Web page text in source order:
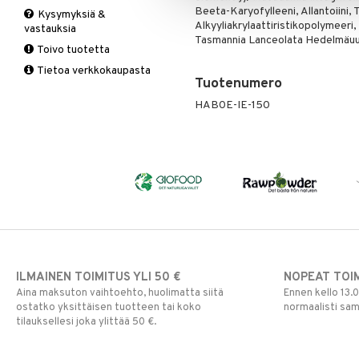
Beeta-Karyofylleeni, Allantoiini,
Tasmannia Lanceolata
Tuotenumero
HAB0E-IE-150
Suolisto
Valkosipuli
Yskään
C-vitamiinit
Miehet
Multimineraalit
Q-10
Schizandra
Suorituskyky
Kysymyksiä &
vastauksia
Toivo tuotetta
Tietoa verkkokaupasta
ILMAINEN TOIMITUS YLI 50 €
Aina maksuton vaihtoehto, huolimatta siitä
ostatko yksittäisen tuotteen tai koko
tilauksellesi joka ylittää 50 €.
NOPEAT
Ennen kello
normaalisti